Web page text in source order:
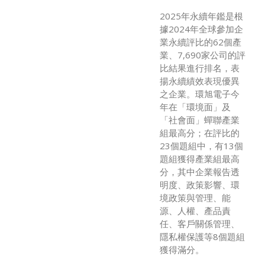
2025年永續年鑑是根
據2024年全球參加企
業永續評比的62個產
業、7,690家公司的評
比結果進行排名，表
揚永續績效表現優異
之企業。環旭電子今
年在「環境面」及
「社會面」蟬聯產業
組最高分；在評比的
23個題組中，有13個
題組獲得產業組最高
分，其中企業報告透
明度、政策影響、環
境政策與管理、能
源、人權、產品責
任、客戶關係管理、
隱私權保護等8個題組
獲得滿分。